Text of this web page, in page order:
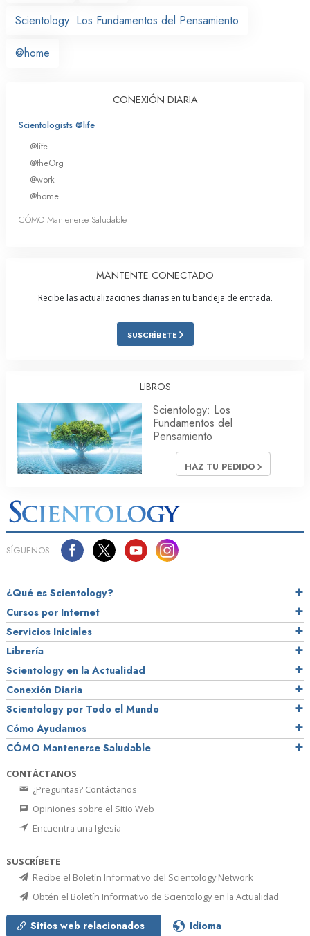
Scientology: Los Fundamentos del Pensamiento
@home
CONEXIÓN DIARIA
Scientologists @life
@life
@theOrg
@work
@home
CÓMO Mantenerse Saludable
MANTENTE CONECTADO
Recibe las actualizaciones diarias en tu bandeja de entrada.
SUSCRÍBETE
LIBROS
Scientology: Los
Fundamentos del
Pensamiento
HAZ TU PEDIDO
SÍGUENOS
¿Qué es Scientology?
Cursos por Internet
Servicios Iniciales
Librería
Scientology en la Actualidad
Conexión Diaria
Scientology por Todo el Mundo
Cómo Ayudamos
CÓMO Mantenerse Saludable
CONTÁCTANOS
¿Preguntas? Contáctanos
Opiniones sobre el Sitio Web
Encuentra una Iglesia
SUSCRÍBETE
Recibe el Boletín Informativo del Scientology Network
Obtén el Boletín Informativo de Scientology en la Actualidad
Sitios web relacionados Idioma